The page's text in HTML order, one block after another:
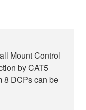
Mount Control
by CAT5
8 DCPs can be